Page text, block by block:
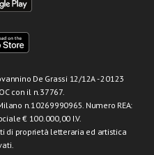
De Grassi 12/12A - 20123
con il n.37767.
n.10269990965. Numero REA:
€ 100.000,00 I.V.
di proprietà letteraria ed artistica